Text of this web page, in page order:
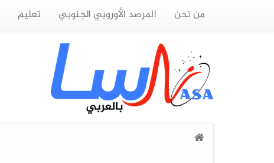
من نحن المرصد الأوروبي الجنوبي تعليم